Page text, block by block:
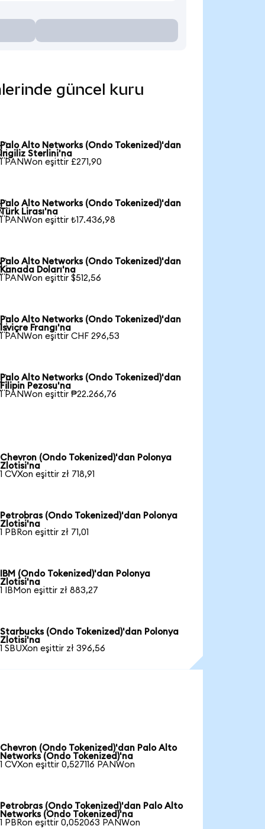
güncel kuru
Palo Alto Networks (Ondo Tokenized)'dan
İngiliz Sterlini'na
1 PANWon eşittir £271,90
Palo Alto Networks (Ondo Tokenized)'dan
Türk Lirası'na
1 PANWon eşittir ₺17.436,98
Palo Alto Networks (Ondo Tokenized)'dan
Kanada Doları'na
1 PANWon eşittir $512,56
Palo Alto Networks (Ondo Tokenized)'dan
İsviçre Frangı'na
1 PANWon eşittir CHF 296,53
Palo Alto Networks (Ondo Tokenized)'dan
Filipin Pezosu'na
1 PANWon eşittir ₱22.266,76
Chevron (Ondo Tokenized)'dan Polonya
Zlotisi'na
1 CVXon eşittir zł 718,91
Petrobras (Ondo Tokenized)'dan Polonya
Zlotisi'na
1 PBRon eşittir zł 71,01
IBM (Ondo Tokenized)'dan Polonya
Zlotisi'na
1 IBMon eşittir zł 883,27
Starbucks (Ondo Tokenized)'dan Polonya
Zlotisi'na
1 SBUXon eşittir zł 396,56
Chevron (Ondo Tokenized)'dan Palo Alto
Networks (Ondo Tokenized)'na
1 CVXon eşittir 0,527116 PANWon
Petrobras (Ondo Tokenized)'dan Palo Alto
Networks (Ondo Tokenized)'na
1 PBRon eşittir 0,052063 PANWon